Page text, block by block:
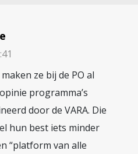
ze bij de PO al
programma’s
door de VARA. Die
hun best iets minder
“platform van alle